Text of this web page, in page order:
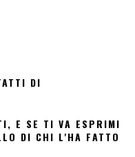
DI
E SE TI VA ESPRIMI
DI CHI L'HA FATTO